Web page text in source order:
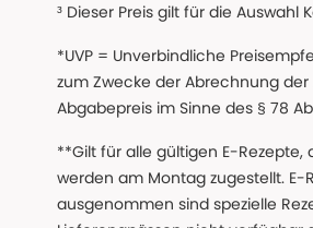
³ Dieser Preis gilt für die Auswahl
*UVP = Unverbindliche
zum Zwecke der Abrechnung
Abgabepreis im Sinne des § 78
**Gilt für alle gültigen E-Rezepte,
werden am Montag zugestellt.
ausgenommen sind spezielle